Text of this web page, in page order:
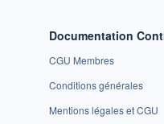
Documentation
CGU Membres
Conditions générales
Mentions légales et CGU